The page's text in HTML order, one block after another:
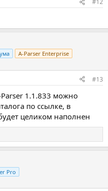
#12
A-Parser Enterprise
#13
Parser 1.1.833 можно
по ссылке, в
целиком наполнен
Pro